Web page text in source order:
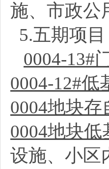
施、市政公
5.五期项目
0004-13#
0004-12#低
0004地块存
0004地块
设施、小区